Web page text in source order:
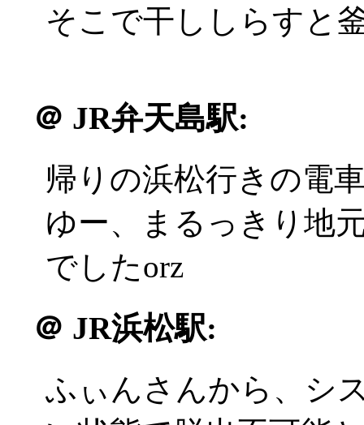
そこで干ししらすと
＠ JR弁天島駅:
帰りの浜松行きの電
ゆー、まるっきり地
でしたorz
＠ JR浜松駅:
ふぃんさんから、シ